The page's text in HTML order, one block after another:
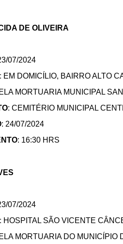
DE OLIVEIRA
07/2024
: EM DOMICÍLIO, BAIRRO ALTO
MORTUARIA MUNICIPAL
: CEMITÉRIO MUNICIPAL
: 24/07/2024
: 16:30 HRS
07/2024
: HOSPITAL SÃO VICENTE
MORTUARIA DO MUNICÍPIO